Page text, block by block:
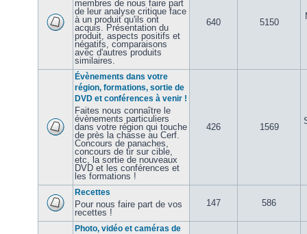
membres de nous faire part
de leur analyse critique face
à un produit qu'ils ont
acquis. Présentation du
produit, aspects positifs et
négatifs, comparaisons
avec d'autres produits
similaires.
640 5150
Évènements dans votre
région, formations, sortie de
DVD et conférences à venir !
Faites nous connaître le
évènements particuliers
dans votre région qui touche
de près la chasse au Cerf.
Concours de panaches,
concours de tir sur cible,
etc, la sortie de nouveaux
DVD et les conférences et
les formations !
426 1569
Recettes
Pour nous faire part de vos
recettes !
147 586
Photo, vidéo et caméras de